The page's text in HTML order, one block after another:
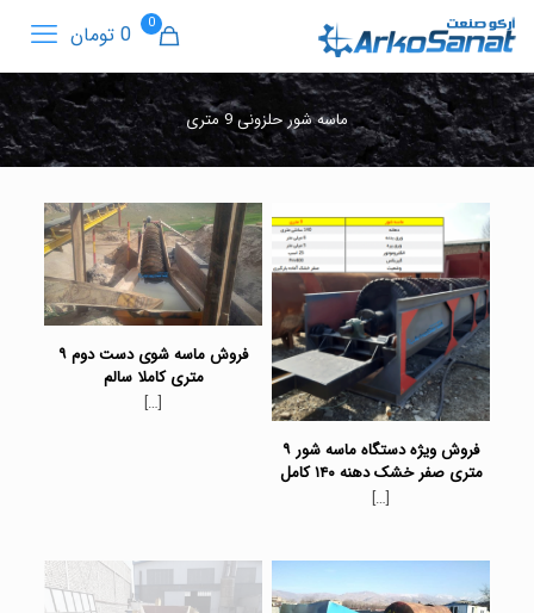
0 0 تومان
ماسه شور حلزونی 9 متری
فروش ویژه دستگاه ماسه شور ۹
متری صفر خشک دهنه ۱۴۰ کامل
[…]
فروش ماسه شوی دست دوم ۹
متری کاملا سالم
[…]